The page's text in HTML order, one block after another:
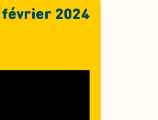
février 2024